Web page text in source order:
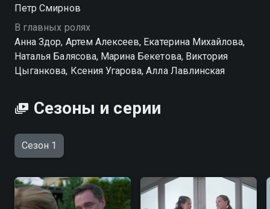
прочь вы можете совершенно бесплатно в
хорошем HD качестве на hophop.tv
Петр Смирнов
В главных ролях
Анна Здор, Артем Алексеев, Екатерина Михайлова,
Наталья Балясова, Марина Бекетова, Виктория
Цыганкова, Ксения Угарова, Алла Лавлинская
Сезоны и серии
Сезон 1